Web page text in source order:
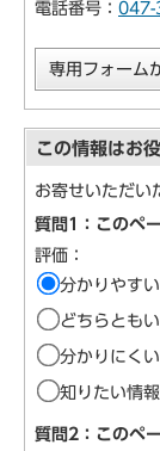
電話番号： 047-
専用フォーム
この情報はお
お寄せいただい
質問1：このペ
評価：
分かりやすい
どちらとも
分かりにくい
知りたい情
質問2：このペ